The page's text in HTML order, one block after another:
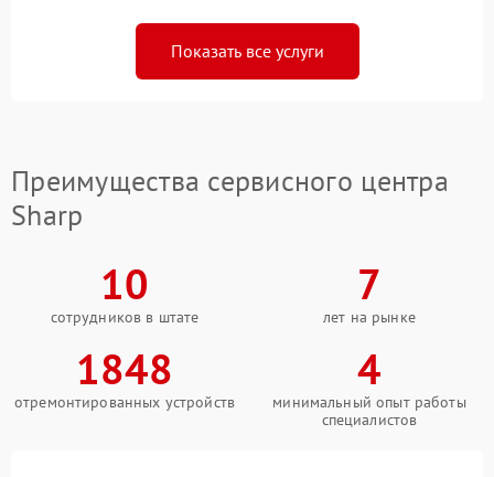
Показать все услуги
Преимущества сервисного центра
Sharp
10
сотрудников в штате
7
лет на рынке
1848
отремонтированных устройств
4
минимальный опыт работы
специалистов